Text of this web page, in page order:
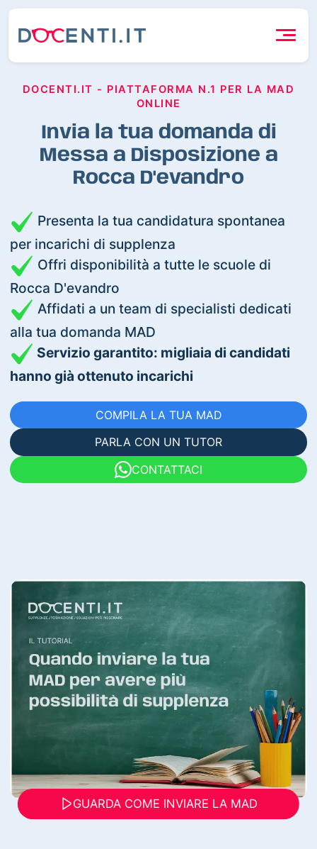
DOCENTI.IT - PIATTAFORMA N.1 PER LA MAD
ONLINE
Invia la tua domanda di
Messa a Disposizione a
Rocca D'evandro
Presenta la tua candidatura spontanea
per incarichi di supplenza
Offri disponibilità a tutte le scuole di
Rocca D'evandro
Affidati a un team di specialisti dedicati
alla tua domanda MAD
Servizio garantito: migliaia di candidati
hanno già ottenuto incarichi
COMPILA LA TUA MAD
PARLA CON UN TUTOR
CONTATTACI
GUARDA COME INVIARE LA MAD